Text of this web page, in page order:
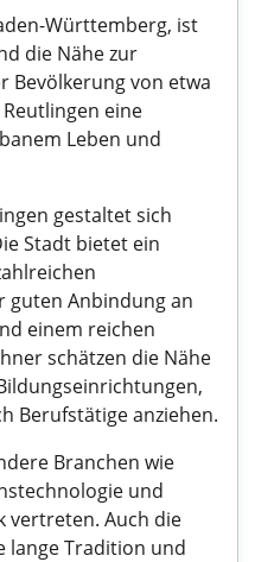
Württemberg, ist
die Nähe zur
Bevölkerung von etwa
eine
Leben und
gestaltet sich
Stadt bietet ein
guten Anbindung an
einem reichen
schätzen die Nähe
Berufstätige anziehen.
Branchen wie
und
vertreten. Auch die
lange Tradition und